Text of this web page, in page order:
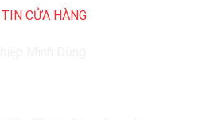
CỬA HÀNG